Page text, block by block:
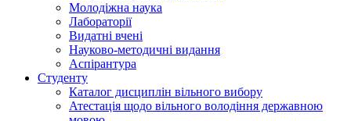
Молодіжна наука
Лабораторії
Видатні вчені
Науково-методичні видання
Аспірантура
Студенту
Каталог дисциплін вільного вибору
Атестація щодо вільного володіння державною